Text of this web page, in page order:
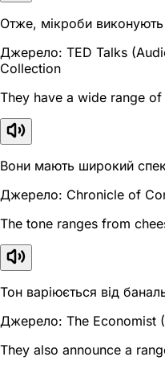
Отже, мікроби виконують
Джерело: TED Talks
Collection
They have a wide range
Вони мають широкий
Джерело: Chronicle of
The tone ranges from
Тон варіюється від
Джерело: The Economist
They also announce a